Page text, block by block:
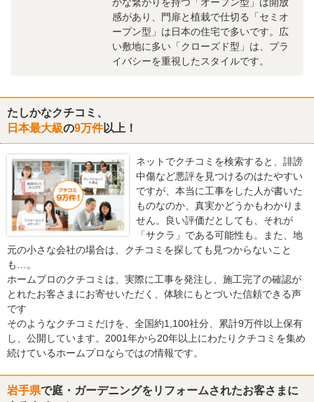
かな繋がりを持つ「オープン型」は開放
感があり、門扉と植栽で仕切る「セミオ
ープン型」は日本の住宅で多いです。広
い敷地に多い「クローズド型」は、プラ
イバシーを重視したスタイルです。
たしかなクチコミ、
日本最大級の9万件以上！
ネットでクチコミを検索すると、誹謗
中傷など悪評を見つけるのはたやすい
ですが、本当に工事をした人が書いた
ものなのか、真実かどうかもわかりま
せん。良い評価だとしても、それが
「サクラ」である可能性も。また、地
元の小さな会社の場合は、クチコミを探しても見つからないこと
も…。
ホームプロのクチコミは、実際に工事を発注し、施工完了の確認が
とれたお客さまにお寄せいただく、体験にもとづいた信頼できる声
です
そのようなクチコミだけを、全国約1,100社分、累計9万件以上保有
し、公開しています。2001年から20年以上にわたりクチコミを集め
続けているホームプロならではの情報です。
岩手県で庭・ガーデニングをリフォームされたお客さまに